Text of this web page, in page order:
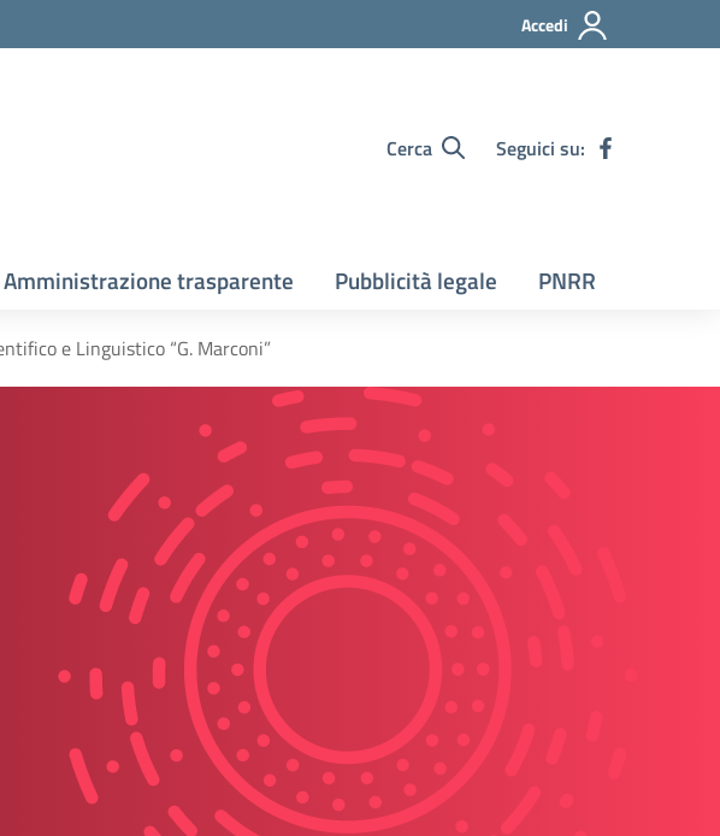
Accedi
Cerca Seguici su:
Amministrazione trasparente Pubblicità legale PNRR
e Linguistico “G. Marconi”